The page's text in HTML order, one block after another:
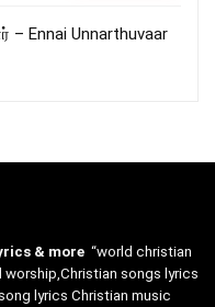
Ennai Unnarthuvaar
& more “world christian
songs lyrics
lyrics Christian music